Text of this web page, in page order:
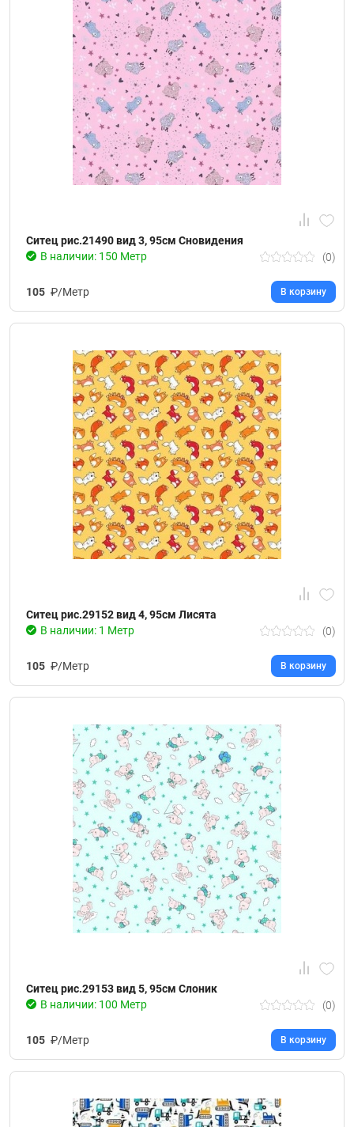
Ситец рис.21490 вид 3, 95см Сновидения
В наличии: 150 Метр
(0)
105 ₽/Метр В корзину
Ситец рис.29152 вид 4, 95см Лисята
В наличии: 1 Метр
(0)
105 ₽/Метр В корзину
Ситец рис.29153 вид 5, 95см Слоник
В наличии: 100 Метр
(0)
105 ₽/Метр В корзину